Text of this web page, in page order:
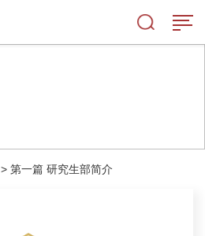
> 第一篇 研究生部简介